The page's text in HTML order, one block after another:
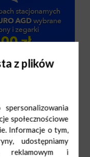
z plików
społecznościowe
Informacje o tym,
udostępniamy
reklamowym i